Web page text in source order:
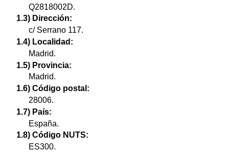
Q2818002D.
1.3) Dirección:
c/ Serrano 117.
1.4) Localidad:
Madrid.
1.5) Provincia:
Madrid.
1.6) Código postal:
28006.
1.7) País:
España.
1.8) Código NUTS:
ES300.